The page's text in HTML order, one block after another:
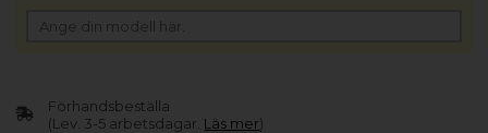
Förhandsbeställa
(Lev. 3-5 arbetsdagar. Läs mer)